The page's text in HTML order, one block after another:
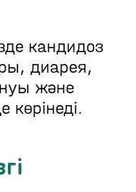
кандидоз
диарея,
және
көрінеді.